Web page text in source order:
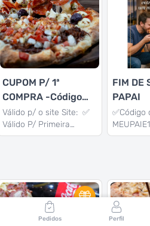
CUPOM P/ 1ª
COMPRA -Código
DELLY10
Válido p/ o site Site: ✅
Válido P/ Primeira
Compra ✅Valor do
Acima de R$ 80,00 ✅
FIM DE
PAPAI
✅Código
DIAS 07,
Pedidos Perfil